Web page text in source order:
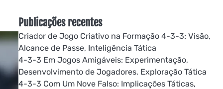
Publicações recentes
Criador de Jogo Criativo na Formação 4-3-3: Visão,
Alcance de Passe, Inteligência Tática
4-3-3 Em Jogos Amigáveis: Experimentação,
Desenvolvimento de Jogadores, Exploração Tática
4-3-3 Com Um Nove Falso: Implicações Táticas,